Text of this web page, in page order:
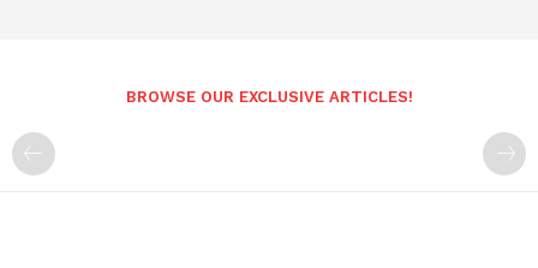
BROWSE OUR EXCLUSIVE ARTICLES!